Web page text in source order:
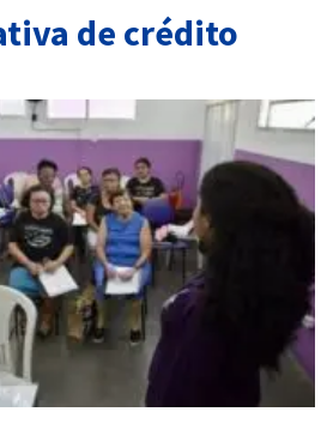
de crédito